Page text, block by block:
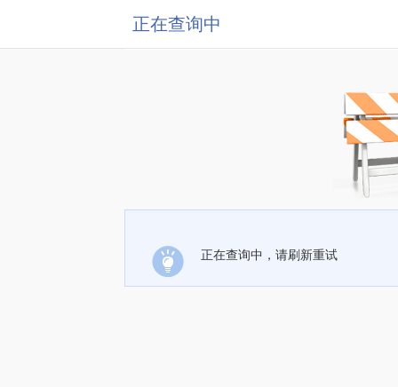
正在查询中
正在查询中，请刷新重试